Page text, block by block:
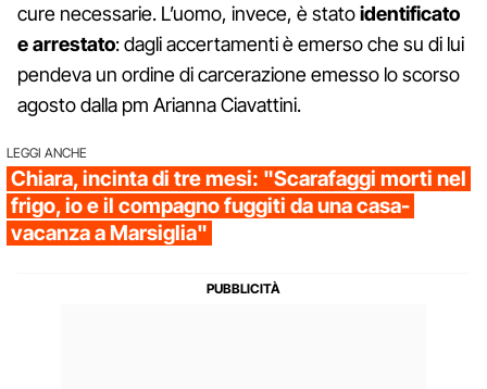
cure necessarie. L’uomo, invece, è statoidentificato
e arrestato: dagli accertamenti è emerso che su di lui
pendeva un ordine di carcerazione emesso lo scorso
agosto dalla pm Arianna Ciavattini.
LEGGI ANCHE
Chiara, incinta di tre mesi: "Scarafaggi morti nel
frigo, io e il compagno fuggiti da una casa-
vacanza a Marsiglia"